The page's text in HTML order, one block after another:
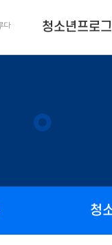
청소년프로
청